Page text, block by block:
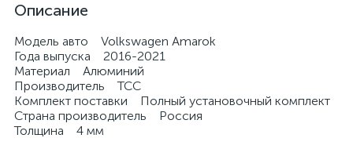
Описание
Модель авто Volkswagen Amarok
Года выпуска 2016-2021
Материал Алюминий
Производитель ТСС
Комплект поставки Полный установочный комплект
Страна производитель Россия
Толщина 4 мм